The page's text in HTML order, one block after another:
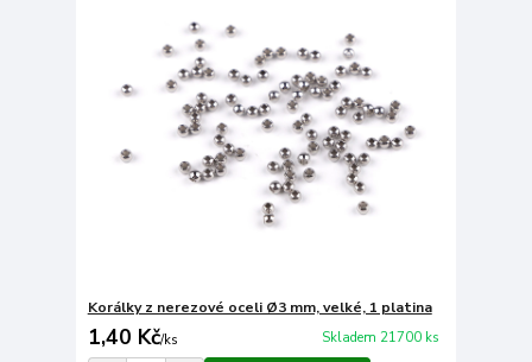
Korálky z nerezové oceli Ø3 mm, velké, 1 platina
1,40 Kč/ks Skladem 21700 ks